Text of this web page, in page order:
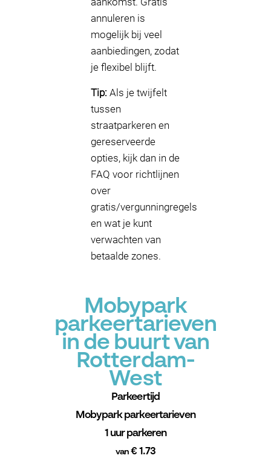
annuleren is
mogelijk bij veel
aanbiedingen, zodat
je flexibel blijft.
Tip: Als je twijfelt
tussen
straatparkeren en
gereserveerde
opties, kijk dan in de
FAQ voor richtlijnen
over
gratis/vergunningregels
en wat je kunt
verwachten van
betaalde zones.
Mobypark
parkeertarieven
in de buurt van
Rotterdam-
West
Parkeertijd
Mobypark parkeertarieven
1 uur parkeren
van € 1.73